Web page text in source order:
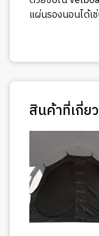
แผ่นรองนอนได้
สินค้าที่เกี่ย